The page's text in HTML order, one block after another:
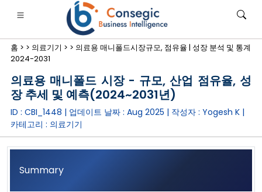
·금융·보험• 소비재 • 에너지 및 전력• 식품 및 음료
• 사례 연구
홈 > > 의료기기 > > 의료용 매니폴드시장규모, 점유율 | 성장 분석 및 통계
2024-2031
의료용 매니폴드 시장 - 규모, 산업 점유율, 성
장 추세 및 예측(2024~2031년)
ID : CBI_1448 | 업데이트 날짜 : Aug 2025 | 작성자 : Yogesh K|
카테고리 : 의료기기
Summary